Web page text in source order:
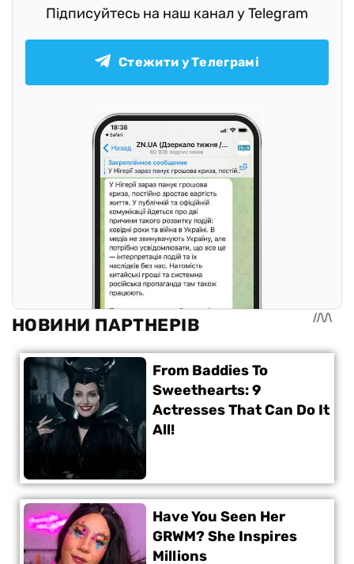
Підписуйтесь на наш канал у Telegram
Стежити у Телеграмі